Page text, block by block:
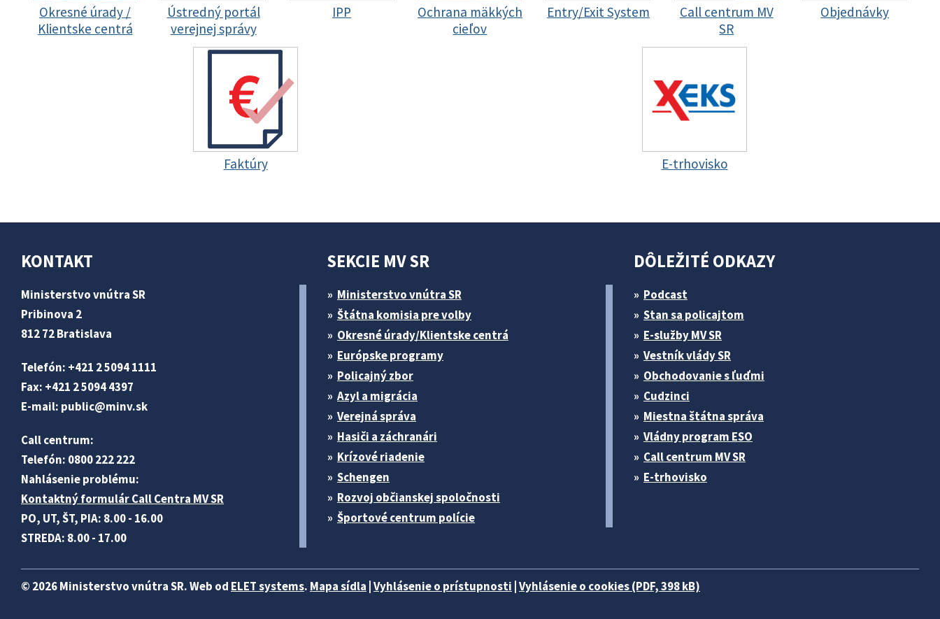
Okresné úrady /
Klientske centrá
Ústredný portál
verejnej správy
IPP
Ochrana mäkkých
cieľov
Entry/Exit System
Call centrum MV
SR
Objednávky
Faktúry E-trhovisko
KONTAKT
Ministerstvo vnútra SR
Pribinova 2
812 72 Bratislava
Telefón: +421 2 5094 1111
Fax: +421 2 5094 4397
E-mail: public@minv.sk
Call centrum:
Telefón: 0800 222 222
Nahlásenie problému:
Kontaktný formulár Call Centra MV SR
PO, UT, ŠT, PIA: 8.00 - 16.00
STREDA: 8.00 - 17.00
SEKCIE MV SR
Ministerstvo vnútra SR
Štátna komisia pre volby
Okresné úrady/Klientske centrá
Európske programy
Policajný zbor
Azyl a migrácia
Verejná správa
Hasiči a záchranári
Krízové riadenie
Schengen
Rozvoj občianskej spoločnosti
Športové centrum polície
DÔLEŽITÉ ODKAZY
Podcast
Stan sa policajtom
E-služby MV SR
Vestník vlády SR
Obchodovanie s ľuďmi
Cudzinci
Miestna štátna správa
Vládny program ESO
Call centrum MV SR
E-trhovisko
© 2026 Ministerstvo vnútra SR. Web od ELET systems. Mapa sídla Vyhlásenie o prístupnosti Vyhlásenie o cookies (PDF, 398 kB)